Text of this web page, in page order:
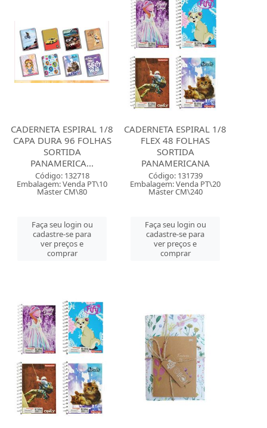
CADERNETA ESPIRAL 1/8
CAPA DURA 96 FOLHAS
SORTIDA
PANAMERICA...
Código: 132718
Embalagem: Venda PT\10
Master CM\80
Faça seu login ou
cadastre-se para
ver preços e
comprar
CADERNETA ESPIRAL 1/8
FLEX 48 FOLHAS
SORTIDA
PANAMERICANA
Código: 131739
Embalagem: Venda PT\20
Master CM\240
Faça seu login ou
cadastre-se para
ver preços e
comprar